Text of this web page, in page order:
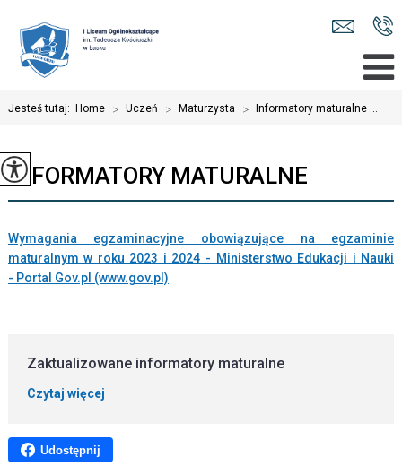
Jesteś tutaj: Home > Uczeń > Maturzysta > Informatory maturalne ...
INFORMATORY MATURALNE
Wymagania egzaminacyjne obowiązujące na egzaminie
maturalnym w roku 2023 i 2024 - Ministerstwo Edukacji i Nauki
- Portal Gov.pl (www.gov.pl)
Zaktualizowane informatory maturalne
Czytaj więcej
Udostępnij